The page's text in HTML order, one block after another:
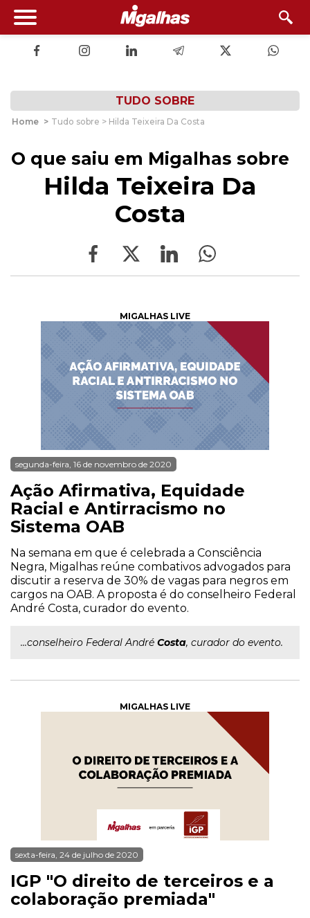
TUDO SOBRE
Home > Tudo sobre > Hilda Teixeira Da Costa
O que saiu em Migalhas sobre
Hilda Teixeira Da
Costa
MIGALHAS LIVE
segunda-feira, 16 de novembro de 2020
Ação Afirmativa, Equidade
Racial e Antirracismo no
Sistema OAB
Na semana em que é celebrada a Consciência
Negra, Migalhas reúne combativos advogados para
discutir a reserva de 30% de vagas para negros em
cargos na OAB. A proposta é do conselheiro Federal
André Costa, curador do evento.
...conselheiro Federal André Costa, curador do evento.
MIGALHAS LIVE
sexta-feira, 24 de julho de 2020
IGP "O direito de terceiros e a
colaboração premiada"